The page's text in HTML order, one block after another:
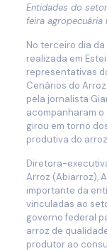
Entidades do
feira agropecuária
No terceiro dia
realizada em
representativas
Cenários do
pela jornalista
acompanharam
girou em torno
produtiva do
Diretora-
Arroz (Abiarroz),
importante da
vinculadas ao
governo federal
arroz de
produtor ao